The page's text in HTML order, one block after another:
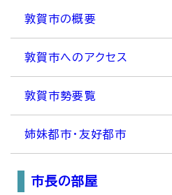
敦賀市の概要
敦賀市へのアクセス
敦賀市勢要覧
姉妹都市・友好都市
市長の部屋